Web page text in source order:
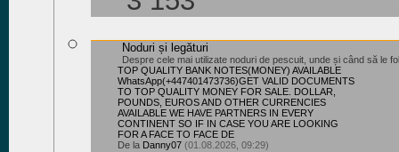
Noduri și legături
Despre cele mai utilizate noduri de pescuit, unde și când să le
TOP QUALITY BANK NOTES(MONEY) AVAILABLE
WhatsApp(+447401473736)GET VALID DOCUMENTS
TO TOP QUALITY MONEY FOR SALE. DOLLAR,
POUNDS, EUROS AND OTHER CURRENCIES
AVAILABLE WE HAVE PARTNERS IN EVERY
CONTINENT SO IF IN CASE YOU ARE LOOKING
FOR A FACE TO FACE DE
De la Danny07 (01.08.2026, 09:29)